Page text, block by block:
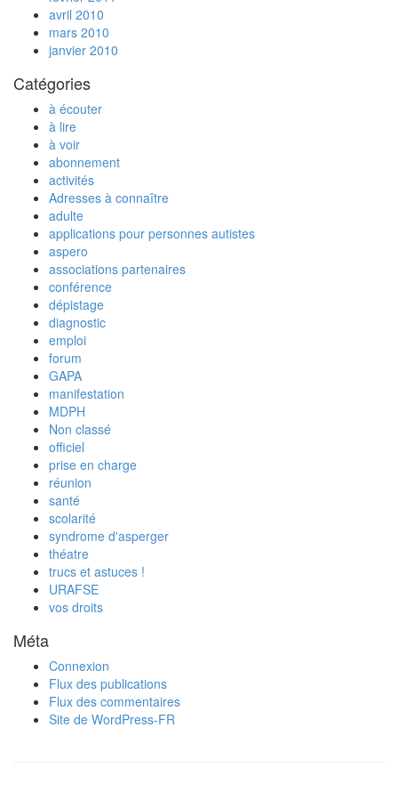
avril 2010
mars 2010
janvier 2010
Catégories
à écouter
à lire
à voir
abonnement
activités
Adresses à connaître
adulte
applications pour personnes autistes
aspero
associations partenaires
conférence
dépistage
diagnostic
emploi
forum
GAPA
manifestation
MDPH
Non classé
officiel
prise en charge
réunion
santé
scolarité
syndrome d'asperger
théatre
trucs et astuces !
URAFSE
vos droits
Méta
Connexion
Flux des publications
Flux des commentaires
Site de WordPress-FR